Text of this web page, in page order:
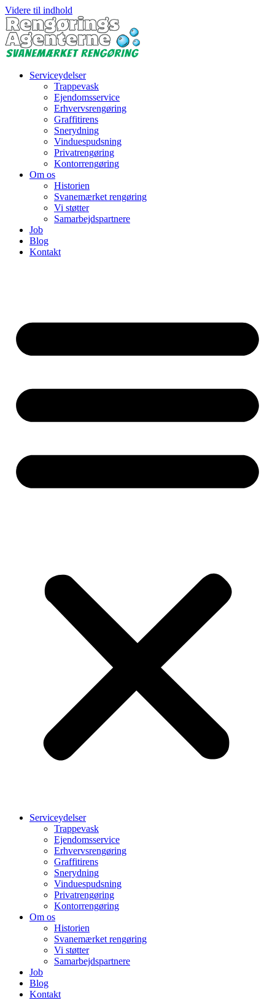
Videre til indhold
Serviceydelser
Trappevask
Ejendomsservice
Erhvervsrengøring
Graffitirens
Snerydning
Vinduespudsning
Privatrengøring
Kontorrengøring
Om os
Historien
Svanemærket rengøring
Vi støtter
Samarbejdspartnere
Job
Blog
Kontakt
Serviceydelser
Trappevask
Ejendomsservice
Erhvervsrengøring
Graffitirens
Snerydning
Vinduespudsning
Privatrengøring
Kontorrengøring
Om os
Historien
Svanemærket rengøring
Vi støtter
Samarbejdspartnere
Job
Blog
Kontakt